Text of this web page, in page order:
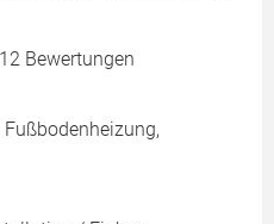
Bewertungen
Fußbodenheizung,